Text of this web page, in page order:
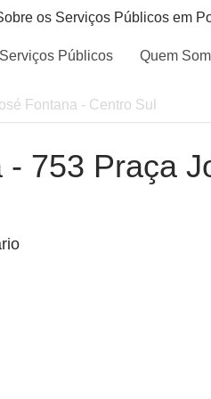
os Serviços Públicos em
Serviços Públicos Quem
Fontana - Centro Sul
753 Praça